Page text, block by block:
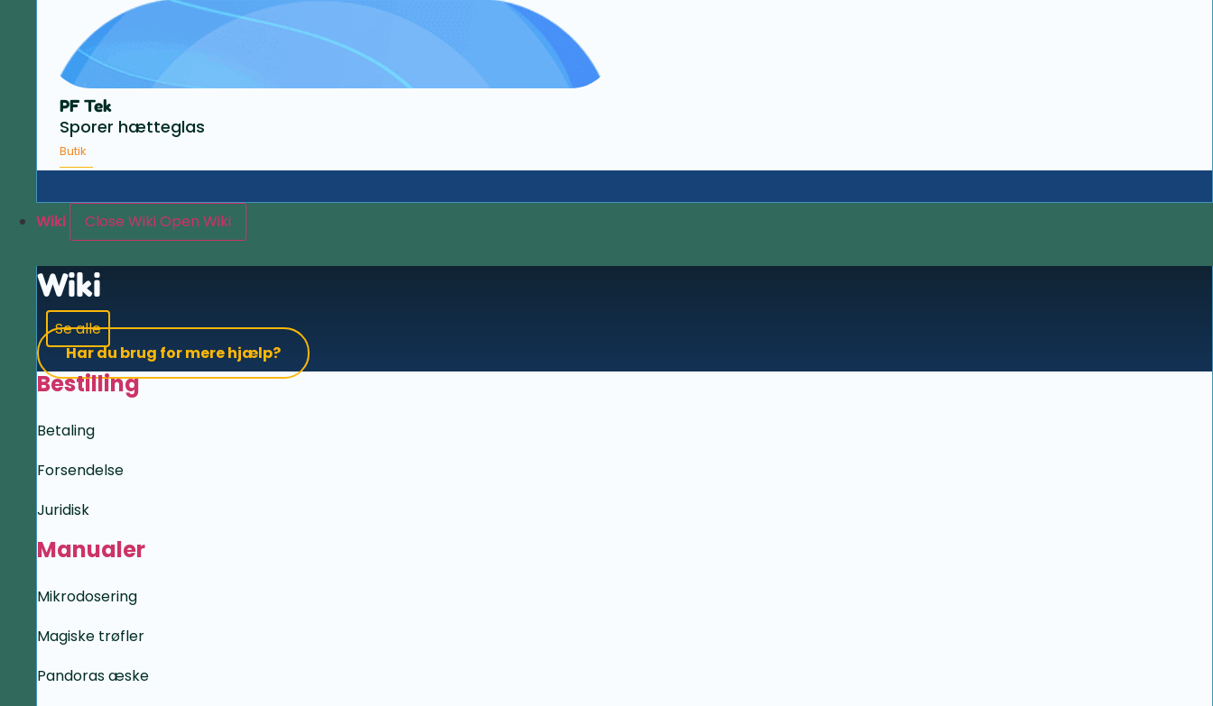
PF Tek
Sporer hætteglas
Butik
Wiki Close WikiOpen Wiki
Wiki
Se alle
Har du brug for mere hjælp?
Bestilling
Betaling
Forsendelse
Juridisk
Manualer
Mikrodosering
Magiske trøfler
Pandoras æske